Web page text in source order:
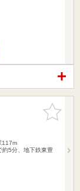
お気に入
りに追加
117m
5分、地下鉄東豊